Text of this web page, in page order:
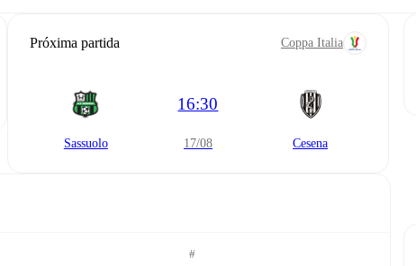
Próxima partida Coppa Italia
Sassuolo
16:30
17/08 Cesena
#